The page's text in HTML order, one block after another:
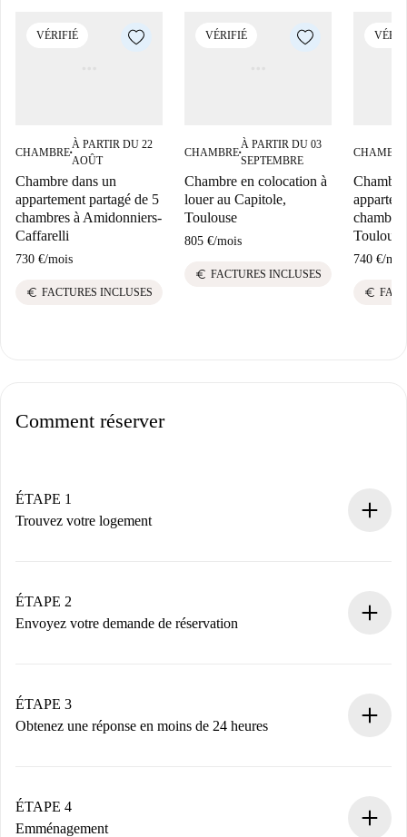
VÉRIFIÉ
CHAMBRE■
À PARTIR DU 22
AOÛT
Chambre dans un
appartement partagé de 5
chambres à Amidonniers-
Caffarelli
730 €/mois
euro FACTURES INCLUSES
VÉRIFIÉ
CHAMBRE■
À PARTIR DU 03
SEPTEMBRE
Chambre en colocation à
louer au Capitole,
Toulouse
805 €/mois
euro FACTURES INCLUSES
CHAMBRE
Toulouse
740 €/
euro
Comment réserver
ÉTAPE 1
Trouvez votre logement
Vous disposez à l’avance de toutes les informations
nécessaires.
ÉTAPE 2
Envoyez votre demande de réservation
Nous ne vous facturerons rien tant que le propriétaire
n’aura pas accepté.
ÉTAPE 3
Obtenez une réponse en moins de 24 heures
contact avec le propriétaire.
Si refusé : aucun prélèvement et nous vous proposerons
ÉTAPE 4
Emménagement